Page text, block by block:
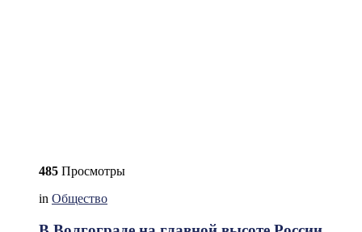
485 Просмотры
in Общество